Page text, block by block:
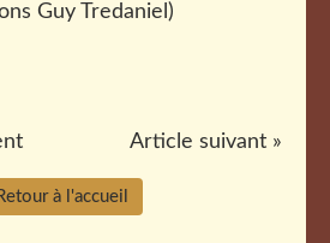
Guy Tredaniel)
Article suivant »
Retour à l'accueil